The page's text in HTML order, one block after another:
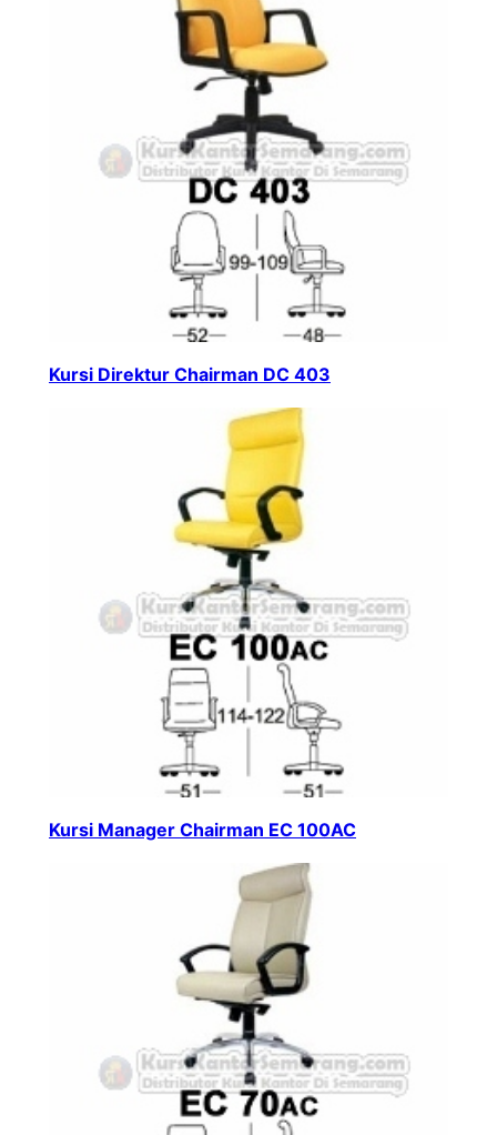
Kursi Direktur Chairman DC 403
Kursi Manager Chairman EC 100AC